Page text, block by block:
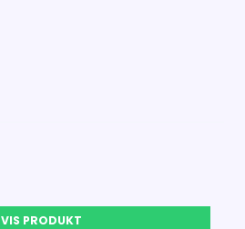
VIS PRODUKT